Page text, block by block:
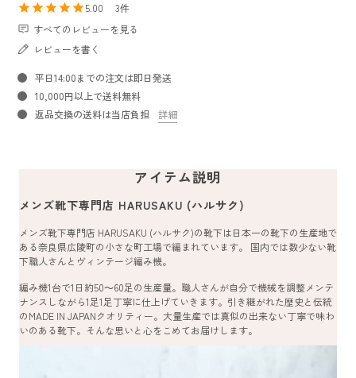
5.00
3
すべてのレビューを見る
レビューを書く
平日14:00までの注文は即日発送
10,000円以上で送料無料
返品交換の送料は当店負担
詳細
アイテム説明
メンズ靴下専門店 HARUSAKU (ハルサク)
メンズ靴下専門店 HARUSAKU (ハルサク)の靴下は日本一の靴下の生産地で
ある奈良県広陵町の小さな町工場で編まれています。 国内では数少ない靴
下職人さんとヴィンテージ編み機。
編み機1台で1日約50～60足の生産量。職人さんが自分で機械を調整メンテ
ナンスしながら1足1足丁寧に仕上げていきます。引き継がれた歴史と伝統
のMADE IN JAPANクオリティー。大量生産では真似の出来ない丁寧で味わ
いのある靴下。そんな思いと心をこめてお届けします。